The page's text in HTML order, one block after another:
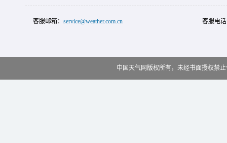
客服邮箱： service@weather.com.cn 客服电
中国天气网版权所有，未经书面授权